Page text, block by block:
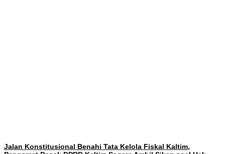
Jalan Konstitusional Benahi Tata Kelola Fiskal Kaltim,